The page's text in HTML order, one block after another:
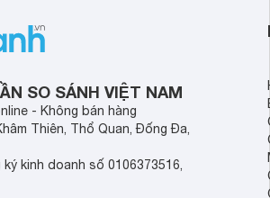
nào bạn nên
đáp án
SO SÁNH VIỆT NAM
- Không bán hàng
Thiên, Thổ Quan, Đống Đa,
kinh doanh số 0106373516,